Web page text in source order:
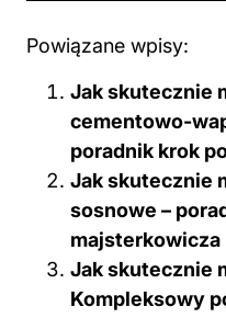
Powiązane wpisy:
Jak skutecznie
cementowo-
poradnik krok
Jak skutecznie
sosnowe –
majsterkowicza
Jak skutecznie
Kompleksowy